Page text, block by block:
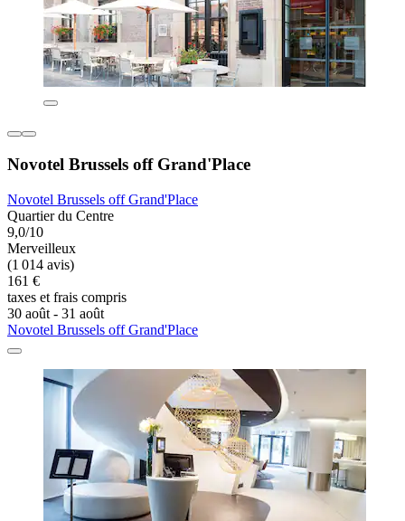
Novotel Brussels off Grand'Place
Novotel Brussels off Grand'Place
Quartier du Centre
9,0/10
Merveilleux
(1 014 avis)
161 €
taxes et frais compris
30 août - 31 août
Novotel Brussels off Grand'Place